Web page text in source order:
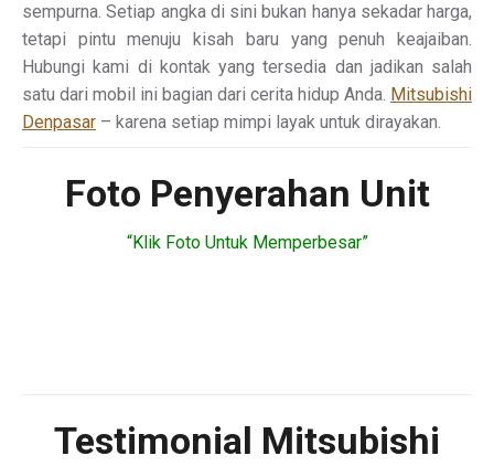
sempurna. Setiap angka di sini bukan hanya sekadar harga,
tetapi pintu menuju kisah baru yang penuh keajaiban.
Hubungi kami di kontak yang tersedia dan jadikan salah
satu dari mobil ini bagian dari cerita hidup Anda. Mitsubishi
Denpasar – karena setiap mimpi layak untuk dirayakan.
Foto Penyerahan Unit
“Klik Foto Untuk Memperbesar”
Testimonial Mitsubishi